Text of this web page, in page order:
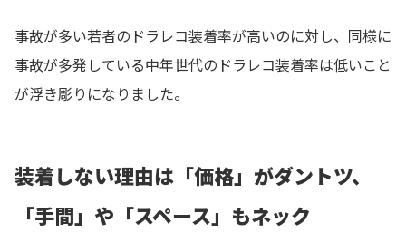
事故が多い若者のドラレコ装着率が高いのに対し、同様に
事故が多発している中年世代のドラレコ装着率は低いこと
が浮き彫りになりました。
装着しない理由は「価格」がダントツ、
「手間」や「スペース」もネック